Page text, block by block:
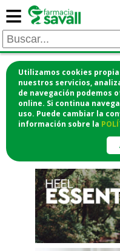
Utilizamos cookies
nuestros servicios,
de navegación podemos
online. Si continua
uso. Puede cambiar la
información sobre la
≡
¡COMPRA
DESDE
FARMACIA!o si